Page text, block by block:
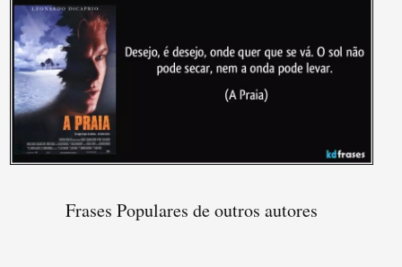
Frases Populares de outros autores